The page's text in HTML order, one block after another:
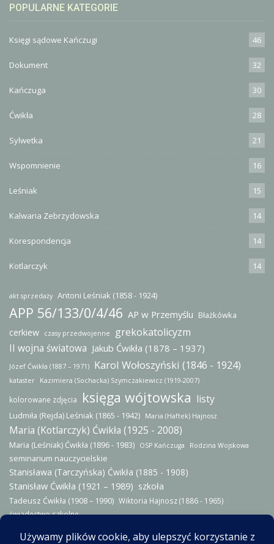
POPULARNE KATEGORIE
Księgi sądowe Kańczugi 46
Dokument 32
Kańczuga 30
Ćwikła 28
Sylwetka 21
Wspomnienie 16
Leśniak 15
Kalwaria Zebrzydowska 14
Korespondencja 14
Kotlarczyk 14
akt sprzedaży Antoni Leśniak (1858 - 1924)
APP 56/133/0/4/46 AP w Przemyślu Błażkówka
cerkiew czasy przedwojenne grekokatolicyzm
II wojna światowa Jakub Ćwikła (1878 – 1937)
Józef Ćwikła (1887 – 1971) Karol Wołoszyński (1846 - 1924)
kataster Kazimiera (Sochacka) Szymczakiewicz (1919-2007)
kolorowane zdjęcia księga wójtowska listy
Ludmiła (Rejda) Leśniak (1865 - 1942) Maria (Haftek) Hajnosz
Maria (Kotlarczyk) Ćwikła (1925 - 2008)
Maria (Leśniak) Ćwikła (1896 - 1983) OSP Kańczuga Rodzina Wojskowa
seminarium nauczycielskie
Stanisława (Tarczyńska) Ćwikła (1885 - 1908)
Stanisław Ćwikła (1921 – 1989) szkoła
Tadeusz Ćwikła (1908 – 1990) Wiktoria Hajnosz (1886 - 1965)
świadectwo szkolne